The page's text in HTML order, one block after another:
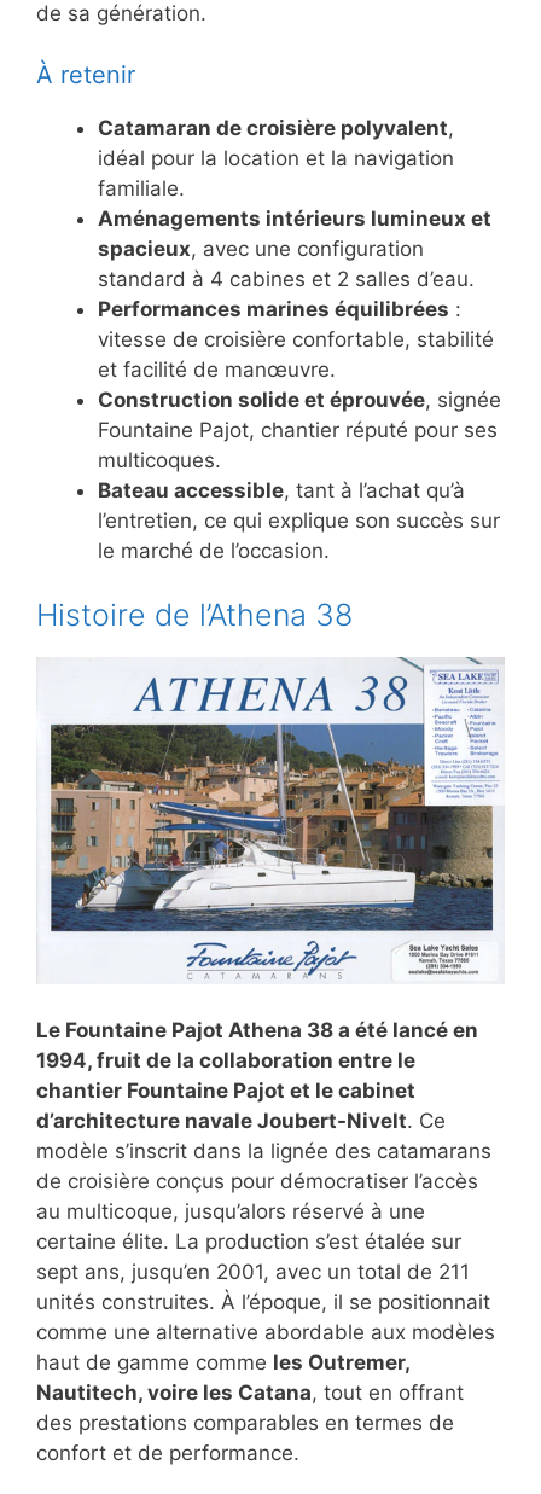
de sa génération.
À retenir
Catamaran de croisière polyvalent,
idéal pour la location et la navigation
familiale.
Aménagements intérieurs lumineux et
spacieux, avec une configuration
standard à 4 cabines et 2 salles d’eau.
Performances marines équilibrées :
vitesse de croisière confortable, stabilité
et facilité de manœuvre.
Construction solide et éprouvée, signée
Fountaine Pajot, chantier réputé pour ses
multicoques.
Bateau accessible, tant à l’achat qu’à
l’entretien, ce qui explique son succès sur
le marché de l’occasion.
Histoire de l’Athena 38
Le Fountaine Pajot Athena 38 a été lancé en
1994, fruit de la collaboration entre le
chantier Fountaine Pajot et le cabinet
d’architecture navale Joubert-Nivelt. Ce
modèle s’inscrit dans la lignée des catamarans
de croisière conçus pour démocratiser l’accès
au multicoque, jusqu’alors réservé à une
certaine élite. La production s’est étalée sur
sept ans, jusqu’en 2001, avec un total de 211
unités construites. À l’époque, il se positionnait
comme une alternative abordable aux modèles
haut de gamme comme les Outremer,
Nautitech, voire les Catana, tout en offrant
des prestations comparables en termes de
confort et de performance.